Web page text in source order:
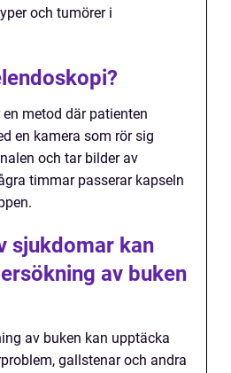
och tumörer i
metod där patienten
en kamera som rör sig
och tar bilder av
timmar passerar kapseln
sjukdomar kan
av buken
av buken kan upptäcka
gallstenar och andra